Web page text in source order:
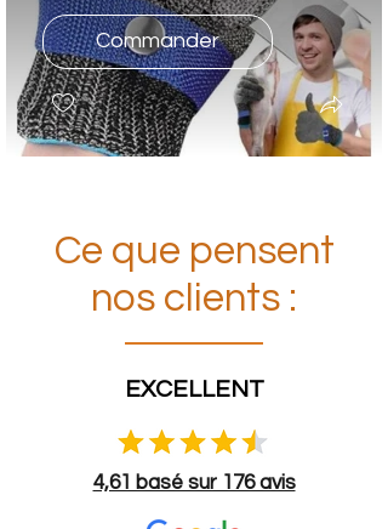
Commander
Ce que pensent
nos clients :
EXCELLENT
4,61 basé sur 176 avis